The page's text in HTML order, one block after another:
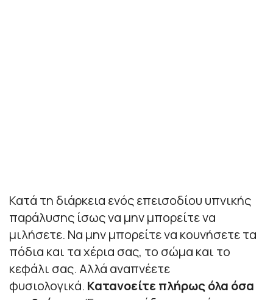
Κατά τη διάρκεια ενός επεισοδίου υπνικής
παράλυσης ίσως να μην μπορείτε να
μιλήσετε. Να μην μπορείτε να κουνήσετε τα
πόδια και τα χέρια σας, το σώμα και το
κεφάλι σας. Αλλά αναπνέετε
φυσιολογικά. Κατανοείτε πλήρως όλα όσα